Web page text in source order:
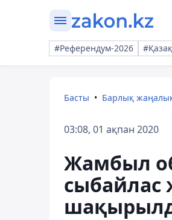
#Референдум-2026
Басты Барлық
03:08, 01 ақпан 2020
Жамбыл
сыбайлас